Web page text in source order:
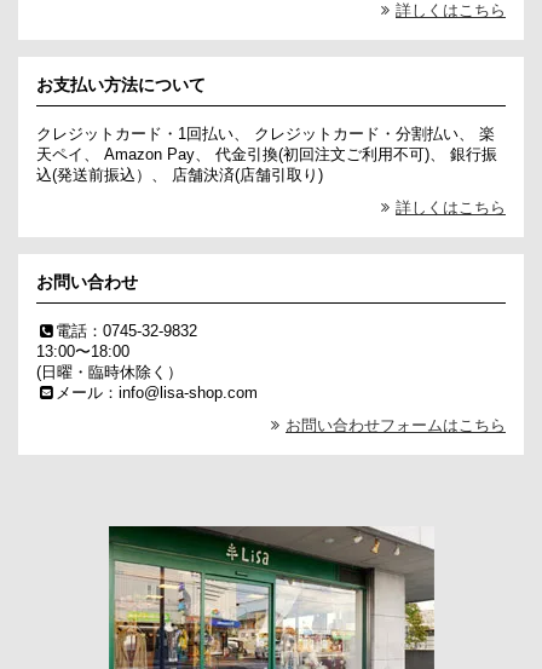
詳しくはこちら
お支払い方法について
クレジットカード・1回払い、 クレジットカード・分割払い、 楽
天ペイ、 Amazon Pay、 代金引換(初回注文ご利用不可)、 銀行振
込(発送前振込）、 店舗決済(店舗引取り)
詳しくはこちら
お問い合わせ
電話：0745-32-9832
13:00〜18:00
(日曜・臨時休除く）
メール：info@lisa-shop.com
お問い合わせフォームはこちら